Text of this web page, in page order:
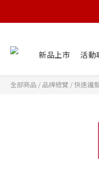
新品上市 活動
全部商品 / 品牌總覽 /快速護